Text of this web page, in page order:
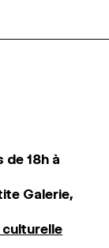
18h à
Galerie,